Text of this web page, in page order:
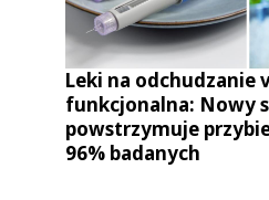
Leki na odchudzanie
funkcjonalna: Nowy
powstrzymuje
96% badanych